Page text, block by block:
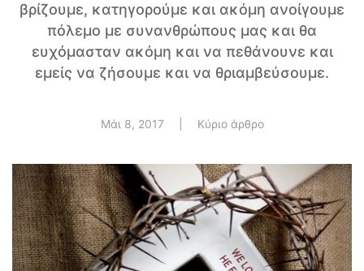
βρίζουμε, κατηγορούμε και ακόμη ανοίγουμε
πόλεμο με συνανθρώπους μας και θα
ευχόμασταν ακόμη και να πεθάνουνε και
εμείς να ζήσουμε και να θριαμβεύσουμε.
Μάι 8, 2017 Κύριο άρθρο